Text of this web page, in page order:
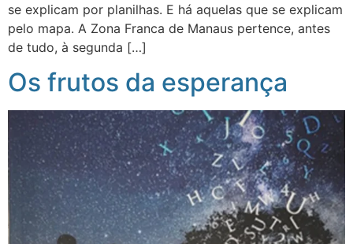
se explicam por planilhas. E há aquelas que se explicam
pelo mapa. A Zona Franca de Manaus pertence, antes
de tudo, à segunda […]
Os frutos da esperança